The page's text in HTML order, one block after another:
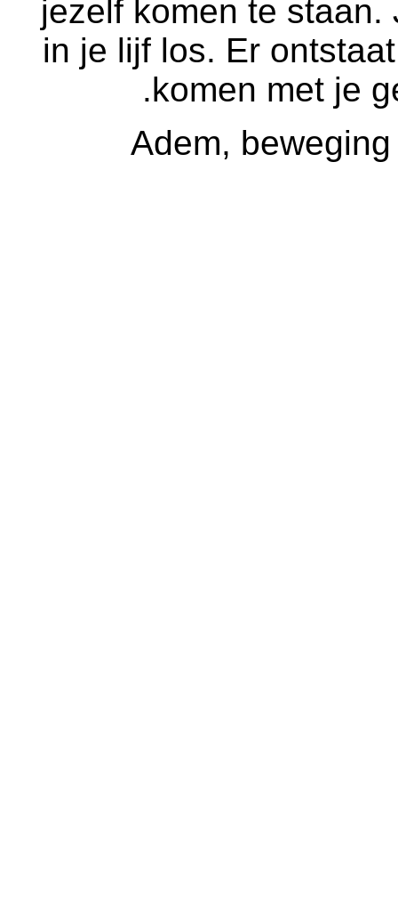
jezelf komen te
in je lijf los. Er
komen met je
Adem,